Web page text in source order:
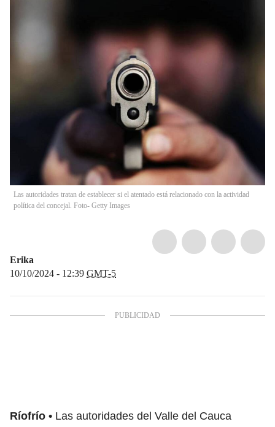
Las autoridades tratan de establecer si el atentado está relacionado con la actividad
política del concejal. Foto- Getty Images
Erika
10/10/2024 - 12:39 GMT-5
Ríofrío
Las autoridades del Valle del Cauca